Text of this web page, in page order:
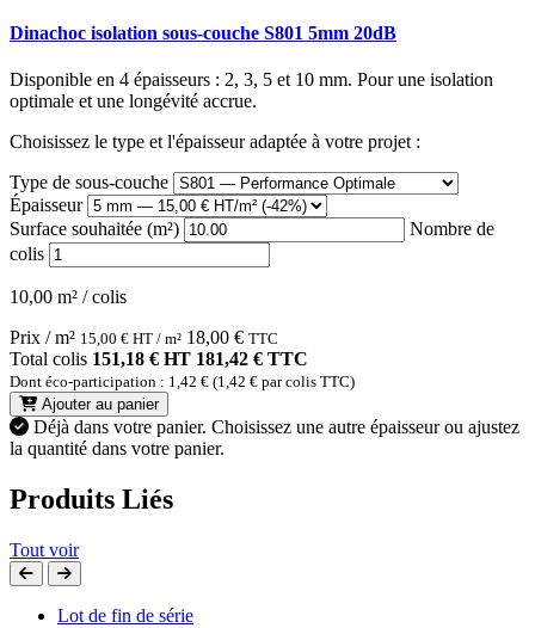
Dinachoc isolation sous-couche S801 5mm 20dB
Disponible en 4 épaisseurs : 2, 3, 5 et 10 mm. Pour une isolation
optimale et une longévité accrue.
Choisissez le type et l'épaisseur adaptée à votre projet :
Type de sous-couche
Épaisseur
Surface souhaitée (m²)
Nombre de
colis
10,00 m² / colis
Prix / m² 15,00 € HT / m² 18,00 € TTC
Total colis 151,18 € HT 181,42 € TTC
Dont éco-participation : 1,42 € (1,42 € par colis TTC)
Ajouter au panier
Déjà dans votre panier. Choisissez une autre épaisseur ou ajustez
la quantité dans votre panier.
Produits Liés
Tout voir
Lot de fin de série